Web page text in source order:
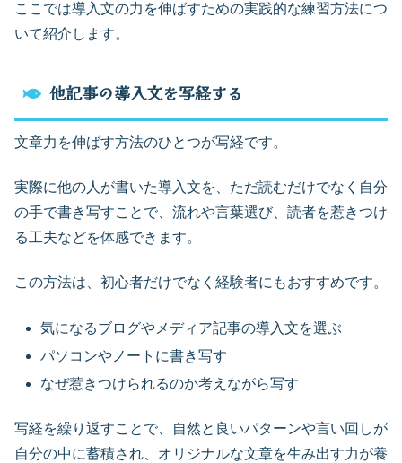
ここでは導入文の力を伸ばすための実践的な練習方法につ
いて紹介します。
他記事の導入文を写経する
文章力を伸ばす方法のひとつが写経です。
実際に他の人が書いた導入文を、ただ読むだけでなく自分
の手で書き写すことで、流れや言葉選び、読者を惹きつけ
る工夫などを体感できます。
この方法は、初心者だけでなく経験者にもおすすめです。
気になるブログやメディア記事の導入文を選ぶ
パソコンやノートに書き写す
なぜ惹きつけられるのか考えながら写す
写経を繰り返すことで、自然と良いパターンや言い回しが
自分の中に蓄積され、オリジナルな文章を生み出す力が養